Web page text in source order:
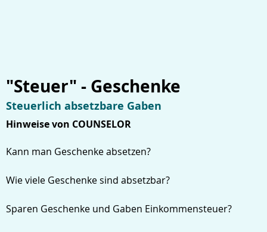
"Steuer" - Geschenke
Steuerlich absetzbare Gaben
Hinweise von COUNSELOR
Kann man Geschenke absetzen?
Wie viele Geschenke sind absetzbar?
Sparen Geschenke und Gaben Einkommensteuer?